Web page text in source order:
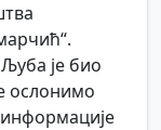
је био
ослонимо
информације